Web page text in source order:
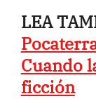
LEA
Cuando
ficción